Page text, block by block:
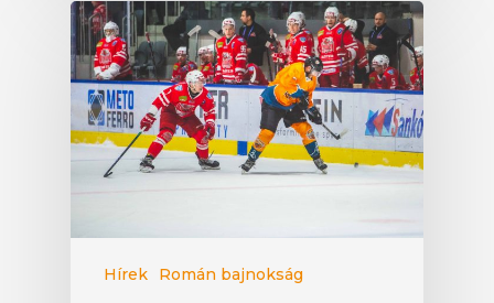
Hírek Román bajnokság